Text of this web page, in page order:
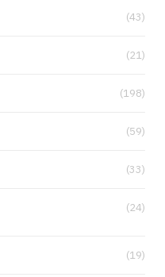
(43)
(21)
(198)
(59)
(33)
(24)
(19)